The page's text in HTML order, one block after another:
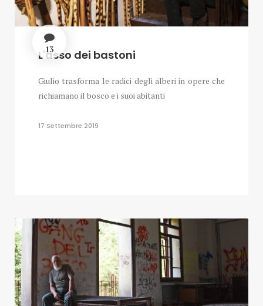
13
L'asso dei bastoni
Giulio trasforma le radici degli alberi in opere che
richiamano il bosco e i suoi abitanti
17 Settembre 2019